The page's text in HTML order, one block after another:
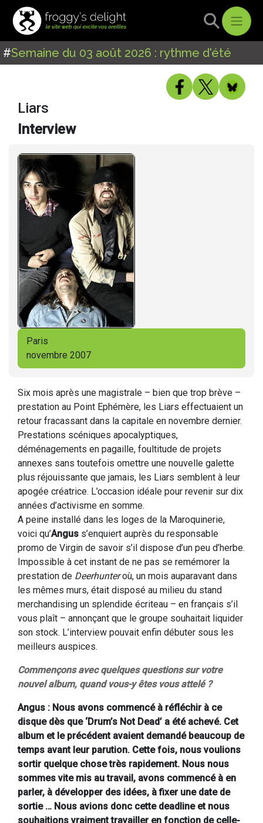
#Semaine du 03 août 2026 : rythme d'été
Liars
Interview
Paris
novembre 2007
Six mois après une magistrale – bien que trop brève –
prestation au Point Ephémère, les Liars effectuaient un
retour fracassant dans la capitale en novembre dernier.
Prestations scéniques apocalyptiques,
déménagements en pagaille, foultitude de projets
annexes sans toutefois omettre une nouvelle galette
plus réjouissante que jamais, les Liars semblent à leur
apogée créatrice. L’occasion idéale pour revenir sur dix
années d’activisme en somme.
A peine installé dans les loges de la Maroquinerie,
voici qu’Angus s’enquiert auprès du responsable
promo de Virgin de savoir s’il dispose d’un peu d’herbe.
Impossible à cet instant de ne pas se remémorer la
prestation de Deerhunteroù, un mois auparavant dans
les mêmes murs, était disposé au milieu du stand
merchandising un splendide écriteau – en français s’il
vous plaît – annonçant que le groupe souhaitait liquider
son stock. L’interview pouvait enfin débuter sous les
meilleurs auspices.
Commençons avec quelques questions sur votre
nouvel album, quand vous-y êtes vous attelé ?
Angus : Nous avons commencé à réfléchir à ce
disque dès que ‘Drum’s Not Dead’ a été achevé. Cet
album et le précédent avaient demandé beaucoup de
temps avant leur parution. Cette fois, nous voulions
sortir quelque chose très rapidement. Nous nous
sommes vite mis au travail, avons commencé à en
parler, à développer des idées, à fixer une date de
sortie … Nous avions donc cette deadline et nous
souhaitions vraiment travailler en fonction de celle-